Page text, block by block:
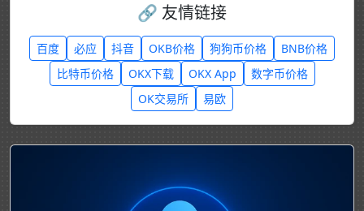
🔗 友情链接
百度 必应 抖音 OKB价格 狗狗币价格
BNB价格
比特币价格
OKX下载 OKX App
数字币价格
OK交易所
易欧